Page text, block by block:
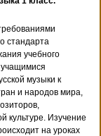
стандарта
учебного
учащимися
музыки к
и народов мира,
культуре. Изучение
на уроках